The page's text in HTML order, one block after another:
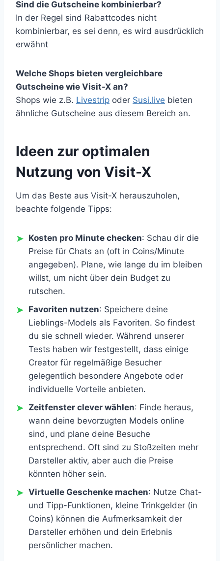
Sind die Gutscheine kombinierbar?
In der Regel sind Rabattcodes nicht
kombinierbar, es sei denn, es wird ausdrücklich
erwähnt
Welche Shops bieten vergleichbare
Gutscheine wie Visit-X an?
Shops wie z.B. Livestrip oder Susi.live bieten
ähnliche Gutscheine aus diesem Bereich an.
Ideen zur optimalen
Nutzung von Visit-X
Um das Beste aus Visit-X herauszuholen,
beachte folgende Tipps:
Kosten pro Minute checken: Schau dir die
Preise für Chats an (oft in Coins/Minute
angegeben). Plane, wie lange du im bleiben
willst, um nicht über dein Budget zu
rutschen.
Favoriten nutzen: Speichere deine
Lieblings-Models als Favoriten. So findest
du sie schnell wieder. Während unserer
Tests haben wir festgestellt, dass einige
Creator für regelmäßige Besucher
gelegentlich besondere Angebote oder
individuelle Vorteile anbieten.
Zeitfenster clever wählen: Finde heraus,
wann deine bevorzugten Models online
sind, und plane deine Besuche
entsprechend. Oft sind zu Stoßzeiten mehr
Darsteller aktiv, aber auch die Preise
könnten höher sein.
Virtuelle Geschenke machen: Nutze Chat-
und Tipp-Funktionen, kleine Trinkgelder (in
Coins) können die Aufmerksamkeit der
Darsteller erhöhen und dein Erlebnis
persönlicher machen.